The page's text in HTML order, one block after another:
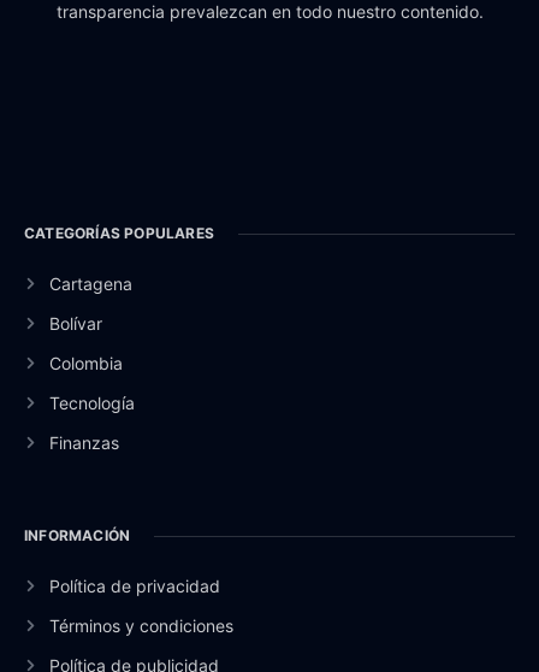
transparencia prevalezcan en todo nuestro contenido.
CATEGORÍAS POPULARES
Cartagena
Bolívar
Colombia
Tecnología
Finanzas
INFORMACIÓN
Política de privacidad
Términos y condiciones
Política de publicidad